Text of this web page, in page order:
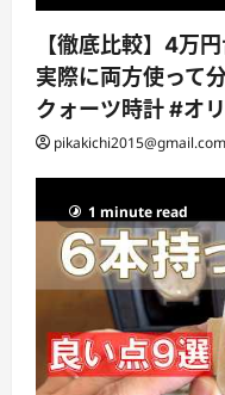
【徹底比較】4万
実際に両方使って
クォーツ時計 #オ
pikakichi2015@gmail.com
1 minute read